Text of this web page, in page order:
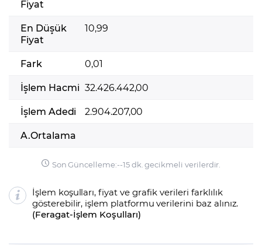
Fiyat
En Düşük
Fiyat
10,99
Fark
0,01
İşlem Hacmi 32.426.442,00
İşlem Adedi
2.904.207,00
A.Ortalama
Son Güncelleme:--15 dk. gecikmeli verilerdir.
İşlem koşulları, fiyat ve grafik verileri farklılık
gösterebilir, işlem platformu verilerini baz alınız.
(Feragat-İşlem Koşulları)